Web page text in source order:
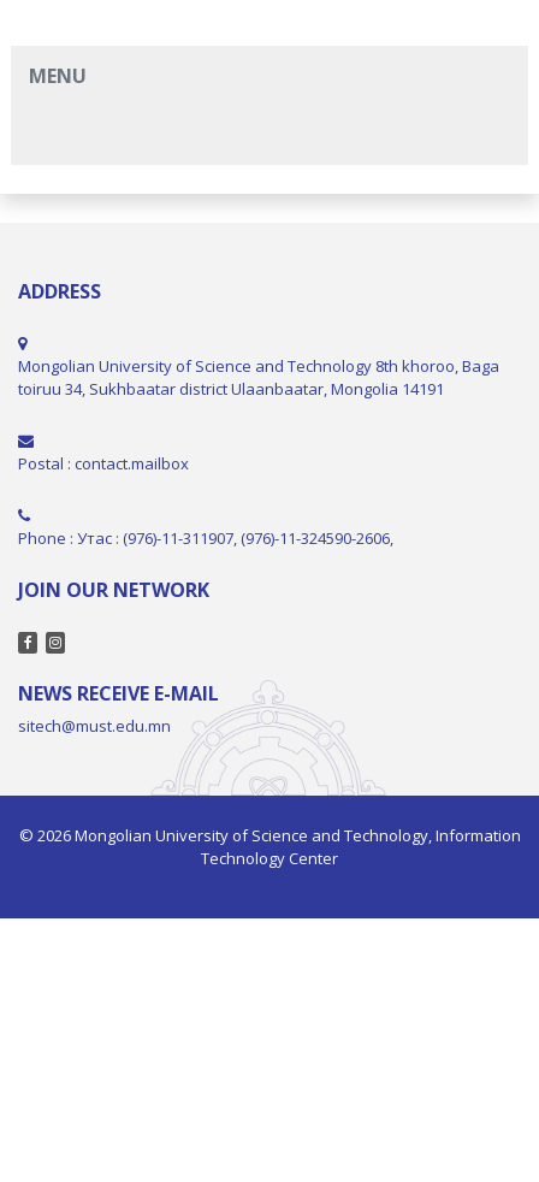
MENU
ADDRESS
Mongolian University of Science and Technology 8th khoroo, Baga
toiruu 34, Sukhbaatar district Ulaanbaatar, Mongolia 14191
Postal : contact.mailbox
Phone : Утас : (976)-11-311907, (976)-11-324590-2606,
JOIN OUR NETWORK
NEWS RECEIVE E-MAIL
sitech@must.edu.mn
© 2026 Mongolian University of Science and Technology, Information
Technology Center